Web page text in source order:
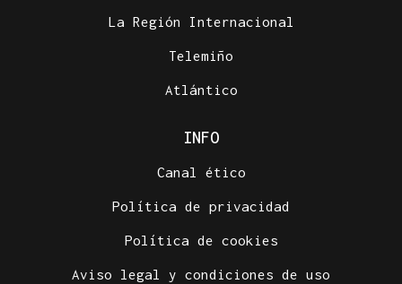
La Región Internacional
Telemiño
Atlántico
INFO
Canal ético
Política de privacidad
Política de cookies
Aviso legal y condiciones de uso